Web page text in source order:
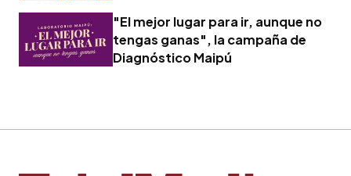
"El mejor lugar para ir, aunque no
tengas ganas", la campaña de
Diagnóstico Maipú